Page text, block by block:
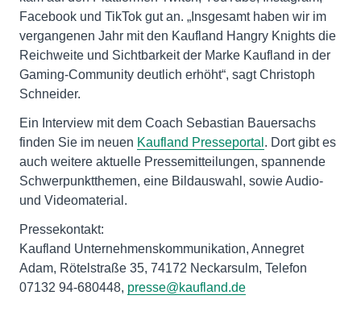
Facebook und TikTok gut an. „Insgesamt haben wir im
vergangenen Jahr mit den Kaufland Hangry Knights die
Reichweite und Sichtbarkeit der Marke Kaufland in der
Gaming-Community deutlich erhöht“, sagt Christoph
Schneider.
Ein Interview mit dem Coach Sebastian Bauersachs
finden Sie im neuen Kaufland Presseportal . Dort gibt es
auch weitere aktuelle Pressemitteilungen, spannende
Schwerpunktthemen, eine Bildauswahl, sowie Audio-
und Videomaterial.
Pressekontakt:
Kaufland Unternehmenskommunikation, Annegret
Adam, Rötelstraße 35, 74172 Neckarsulm, Telefon
07132 94-680448, presse@kaufland.de